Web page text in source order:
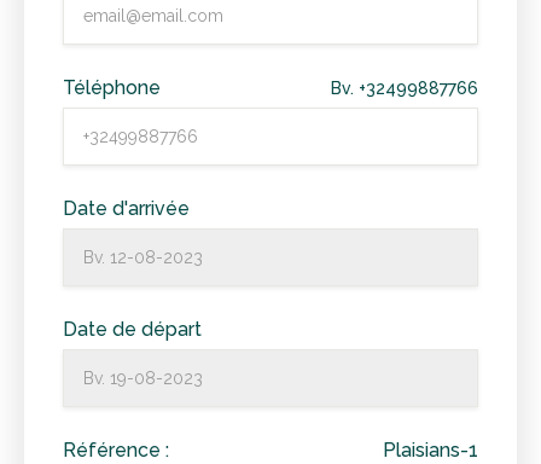
Téléphone Bv. +32499887766
Date d'arrivée
Date de départ
Référence : Plaisians-1